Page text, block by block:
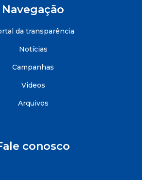
Navegação
da transparência
Notícias
Campanhas
Videos
Arquivos
conosco